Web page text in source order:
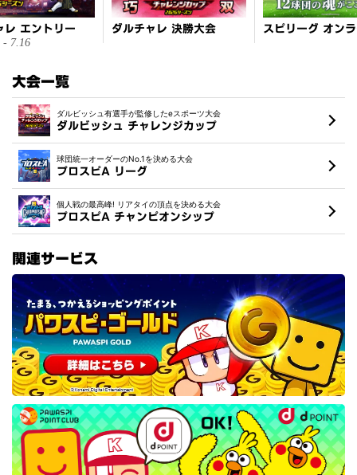
レ エントリー
- 7.16
ダルチャレ 決勝大会
大会一覧
ダルビッシュ チャレンジカップ
ダルビッシュ有選手が監修したeスポーツ大会
プロスピA リーグ
球団統一オーダーのNo.1を決める大会
プロスピA チャンピオンシップ
個人戦の最高峰! リアタイの頂点を決める大会
関連サービス